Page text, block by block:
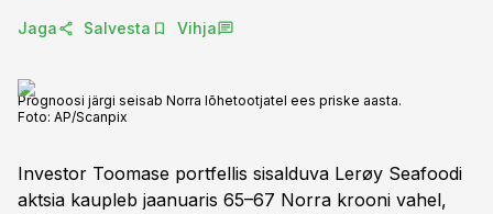
Jaga Salvesta Vihja
Prognoosi järgi seisab Norra lõhetootjatel ees priske aasta.
Foto: AP/Scanpix
Investor Toomase portfellis sisalduva Lerøy Seafoodi
aktsia kaupleb jaanuaris 65–67 Norra krooni vahel,